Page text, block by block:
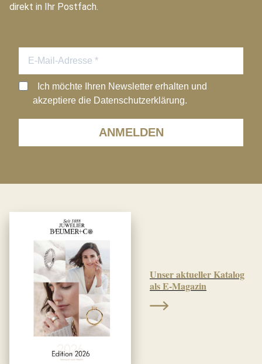
direkt in Ihr Postfach.
ANMELDEN
Ich möchte Ihren Newsletter erhalten und
akzeptiere die Datenschutzerklärung.
Unser aktueller Katalog
als E-Magazin